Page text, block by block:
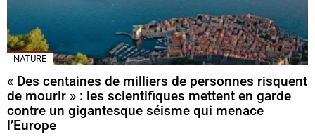
NATURE
« Des centaines de milliers de personnes risquent
de mourir » : les scientifiques mettent en garde
contre un gigantesque séisme qui menace
l’Europe